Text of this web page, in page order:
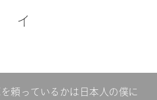
イ
頼っているかは日本人の僕に